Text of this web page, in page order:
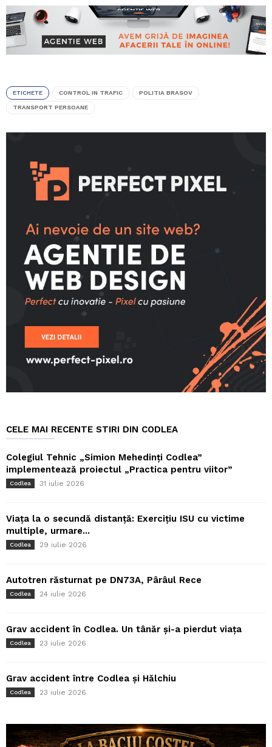
ETICHETE CONTROL IN TRAFIC POLITIA BRASOV
TRANSPORT PERSOANE
CELE MAI RECENTE STIRI DIN CODLEA
Colegiul Tehnic „Simion Mehedinți Codlea”
implementează proiectul „Practica pentru viitor”
Codlea 31 iulie 2026
Viața la o secundă distanță: Exercițiu ISU cu victime
multiple, urmare...
Codlea 29 iulie 2026
Autotren răsturnat pe DN73A, Pârâul Rece
Codlea 24 iulie 2026
Grav accident în Codlea. Un tânăr și-a pierdut viața
Codlea 23 iulie 2026
Grav accident între Codlea și Hălchiu
Codlea 23 iulie 2026